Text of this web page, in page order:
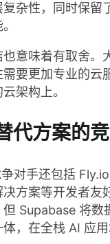
杂性，同时保留
意味着有取舍。
要更加专业的云
架构上。
代方案的
对手还包括
方案等开发者友
但 Supabase 将数
，在全栈 AI 应